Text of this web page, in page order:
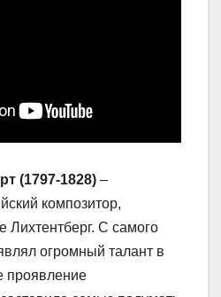
(1797-1828) –
композитор,
Лихтентберг. С самого
огромный талант в
проявление